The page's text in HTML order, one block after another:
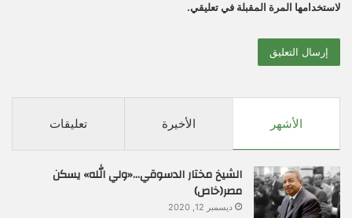
لاستخدامها المرة المقبلة في تعليقي.
الأشهر الأخيرة تعليقات
الشيخ مختار الدسوقي…«ولي الله» يسكن
مصر(خاص)
ديسمبر 12, 2020